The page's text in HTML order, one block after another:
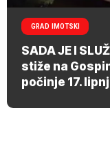
GRAD IMOTSKI
SADA JE I
stiže na
počinje 17.